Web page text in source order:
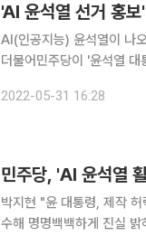
'AI 윤석열 선거 홍
AI(인공지능) 윤석열이 나
더불어민주당이 '윤석열 대
2022-05-31 16:28
민주당, 'AI 윤석열
박지현 "윤 대통령, 제작
수해 명명백백하게 진실 밝혀야" 더불어민주당은 31일 AI(인공지능) 윤석열을 활용